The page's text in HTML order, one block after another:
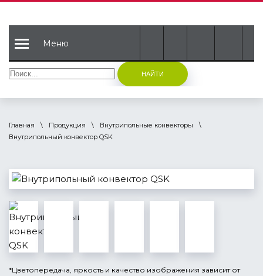
Меню
НАЙТИ
Главная Продукция
Внутрипольные конвекторы
Внутрипольный конвектор QSK
*Цветопередача, яркость и качество изображения зависит от